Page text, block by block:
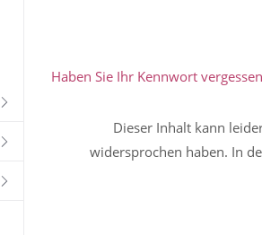
Haben Sie Ihr Kennwort
Dieser Inhalt kann
widersprochen haben. In